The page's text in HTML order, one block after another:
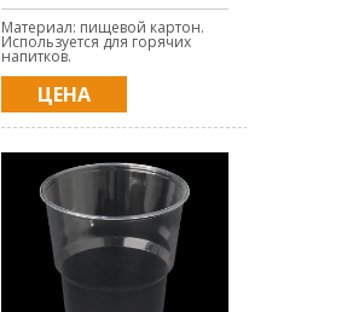
Материал: пищевой картон.
Используется для горячих
напитков.
ЦЕНА